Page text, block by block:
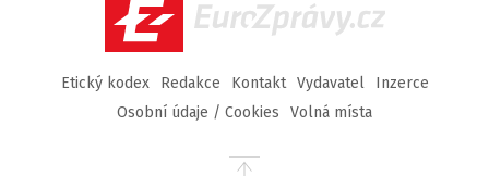
EuroZprávy.cz
Etický kodex Redakce Kontakt Vydavatel
Inzerce
Osobní údaje / Cookies
Volná místa
Přejít